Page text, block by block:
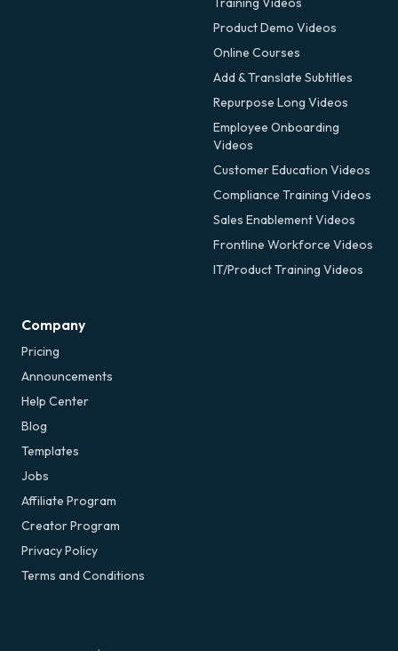
Product Demo Videos
Online Courses
Add & Translate Subtitles
Repurpose Long Videos
Employee Onboarding
Videos
Customer Education Videos
Compliance Training Videos
Sales Enablement Videos
Frontline Workforce Videos
IT/Product Training Videos
Company
Pricing
Announcements
Help Center
Blog
Templates
Jobs
Affiliate Program
Creator Program
Privacy Policy
Terms and Conditions